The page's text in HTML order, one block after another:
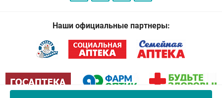
Наши официальные партнеры: